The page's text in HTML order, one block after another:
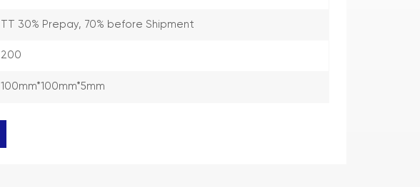
TT 30% Prepay, 70% before Shipment
200
100mm*100mm*5mm